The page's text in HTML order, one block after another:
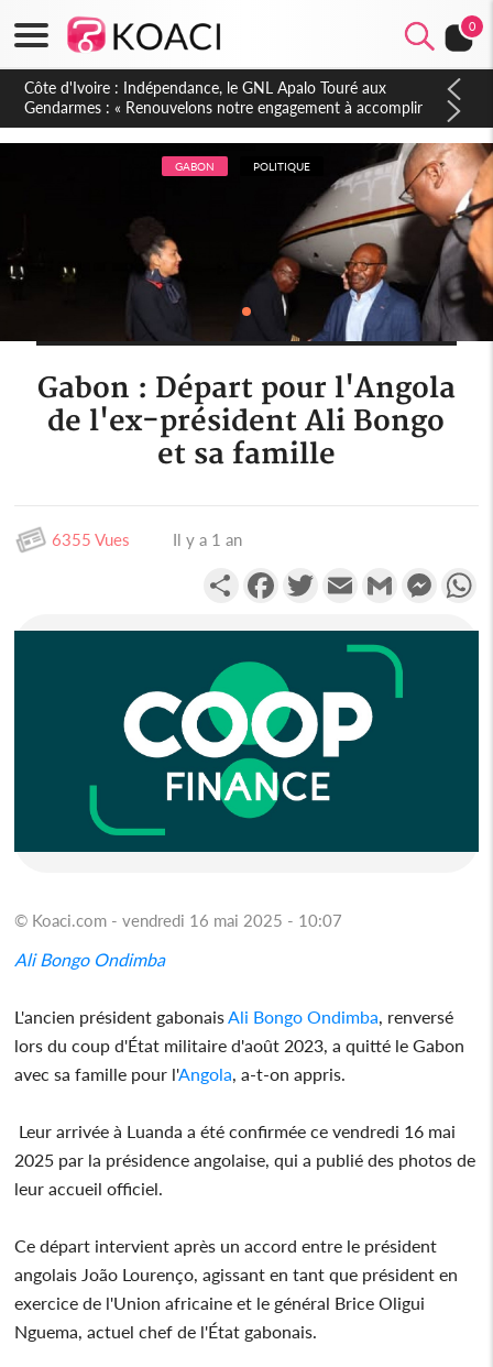
0
GABON POLITIQUE
Gabon : Départ pour l'Angola
de l'ex-président Ali Bongo
et sa famille
6355 Vues Il y a 1 an
PartagerFacebookTwitterEmail Gmail
© Koaci.com - vendredi 16 mai 2025 - 10:07
Ali Bongo Ondimba
L'ancien président gabonais Ali Bongo Ondimba , renversé
lors du coup d'État militaire d'août 2023, a quitté le Gabon
avec sa famille pour l'Angola , a-t-on appris.
Leur arrivée à Luanda a été confirmée ce vendredi 16 mai
2025 par la présidence angolaise, qui a publié des photos de
leur accueil officiel.
Ce départ intervient après un accord entre le président
angolais João Lourenço, agissant en tant que président en
exercice de l'Union africaine et le général Brice Oligui
Nguema, actuel chef de l'État gabonais.